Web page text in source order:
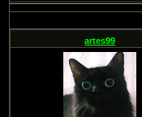
artes99